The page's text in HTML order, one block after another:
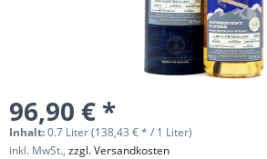
96,90 € *
Inhalt:0.7 Liter (138,43 € * / 1 Liter)
inkl. MwSt., zzgl. Versandkosten